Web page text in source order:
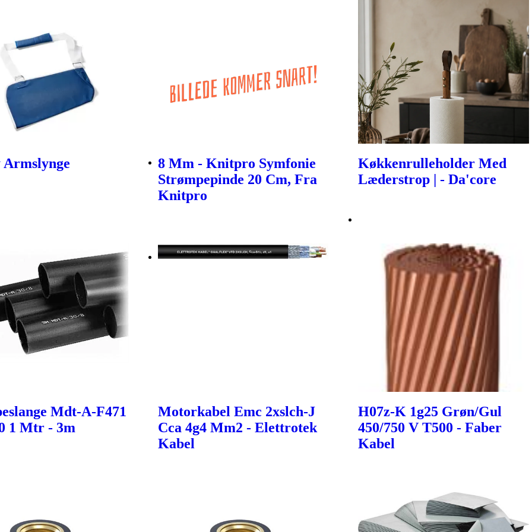
8 Mm - Knitpro Symfonie
Strømpepinde 20 Cm, Fra
Knitpro
Køkkenrulleholder Med
Læderstrop | - Da'core
Mdt-A-F471
1 Mtr - 3m
Motorkabel Emc 2xslch-J
Cca 4g4 Mm2 - Elettrotek
Kabel
H07z-K 1g25 Grøn/Gul
450/750 V T500 - Faber
Kabel